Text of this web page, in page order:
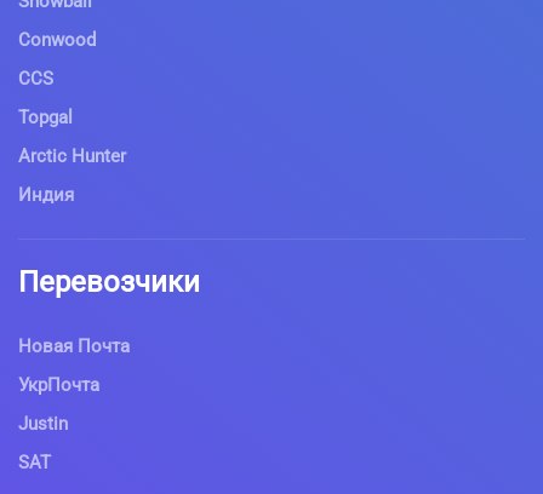
Conwood
CCS
Topgal
Arctic Hunter
Индия
Перевозчики
Новая Почта
УкрПочта
Justin
SAT